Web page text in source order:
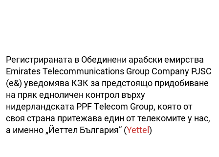
Регистрираната в Обединени арабски емирства
Emirates Telecommunications Group Company PJSC
(e&) уведомява КЗК за предстоящо придобиване
на пряк едноличен контрол върху
нидерландската PPF Тelecom Group, която от
своя страна притежава един от телекомите у нас,
а именно „Йеттел България” (Yettel )